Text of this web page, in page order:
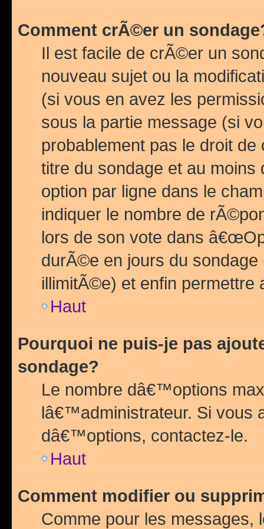
Comment crÃ©er un
Il est facile de crÃ©er un
nouveau sujet ou la
(si vous en avez les
sous la partie message (si
probablement pas le droit
titre du sondage et au
option par ligne dans le
indiquer le nombre de
lors de son vote dans
durÃ©e en jours du
illimitÃ©e) et enfin permettre
Haut
Pourquoi ne puis-je pas
sondage?
Le nombre dâ€™options
lâ€™administrateur. Si vous
dâ€™options, contactez-le.
Haut
Comment modifier ou
Comme pour les messages,